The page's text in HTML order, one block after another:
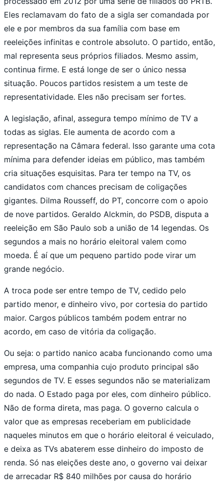
Eles reclamavam do fato de a sigla ser comandada por
ele e por membros da sua família com base em
reeleições infinitas e controle absoluto. O partido, então,
mal representa seus próprios filiados. Mesmo assim,
continua firme. E está longe de ser o único nessa
situação. Poucos partidos resistem a um teste de
representatividade. Eles não precisam ser fortes.
A legislação, afinal, assegura tempo mínimo de TV a
todas as siglas. Ele aumenta de acordo com a
representação na Câmara federal. Isso garante uma cota
mínima para defender ideias em público, mas também
cria situações esquisitas. Para ter tempo na TV, os
candidatos com chances precisam de coligações
gigantes. Dilma Rousseff, do PT, concorre com o apoio
de nove partidos. Geraldo Alckmin, do PSDB, disputa a
reeleição em São Paulo sob a união de 14 legendas. Os
segundos a mais no horário eleitoral valem como
moeda. É aí que um pequeno partido pode virar um
grande negócio.
A troca pode ser entre tempo de TV, cedido pelo
partido menor, e dinheiro vivo, por cortesia do partido
maior. Cargos públicos também podem entrar no
acordo, em caso de vitória da coligação.
Ou seja: o partido nanico acaba funcionando como uma
empresa, uma companhia cujo produto principal são
segundos de TV. E esses segundos não se materializam
do nada. O Estado paga por eles, com dinheiro público.
Não de forma direta, mas paga. O governo calcula o
valor que as empresas receberiam em publicidade
naqueles minutos em que o horário eleitoral é veiculado,
e deixa as TVs abaterem esse dinheiro do imposto de
renda. Só nas eleições deste ano, o governo vai deixar
de arrecadar R$ 840 milhões por causa do horário